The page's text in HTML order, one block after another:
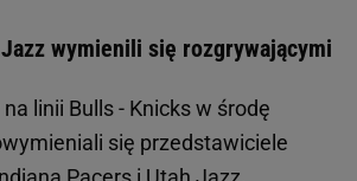
wymienili się rozgrywającymi
linii Bulls - Knicks w środę
się przedstawiciele